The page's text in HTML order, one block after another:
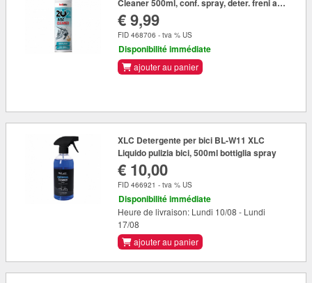
Cleaner 500ml, conf. spray, deter. freni a
disco
€ 9,99
FID 468706 - tva % US
Disponibilité immédiate
ajouter au panier
XLC Detergente per bici BL-W11 XLC
Liquido pulizia bici, 500ml bottiglia spray
€ 10,00
FID 466921 - tva % US
Disponibilité immédiate
Heure de livraison: Lundi 10/08 - Lundi
17/08
ajouter au panier